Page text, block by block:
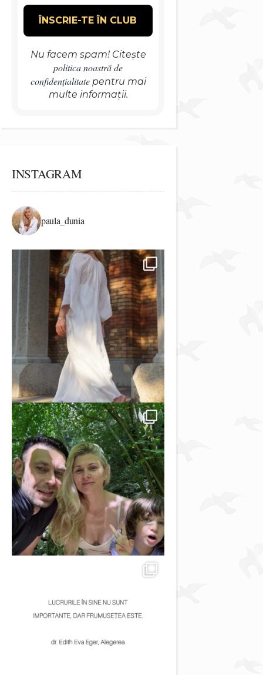
Nu facem spam! Citește
politica noastră de
confidențialitatepentru mai
multe informații.
INSTAGRAM
paula_dunia